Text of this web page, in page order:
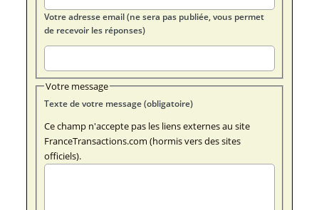
Votre adresse email (ne sera pas publiée, vous permet
de recevoir les réponses)
Votre message
Texte de votre message (obligatoire)
Ce champ n'accepte pas les liens externes au site
FranceTransactions.com (hormis vers des sites
officiels).